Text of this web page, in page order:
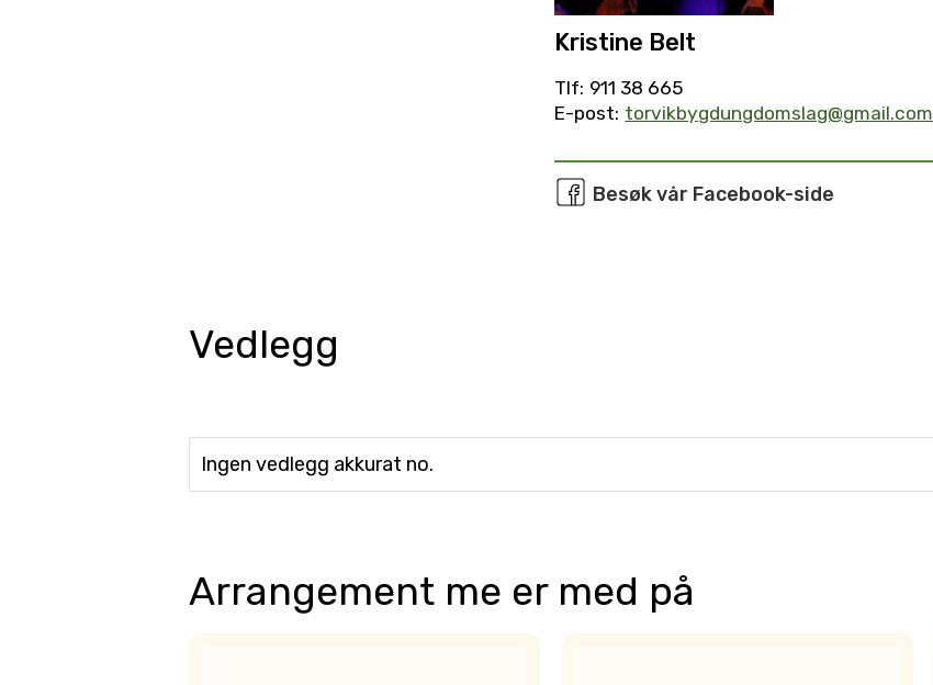
Kristine Belt
Tlf: 911 38 665
E-post: torvikbygdungdomslag@gmail.com
Besøk vår Facebook-side
Vedlegg
Ingen vedlegg akkurat no.
Arrangement me er med på